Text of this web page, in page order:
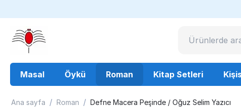
Masal Öykü Roman Kitap Setleri
Ana sayfa / Roman / Defne Macera Peşinde / Oğuz Selim Yazıcı